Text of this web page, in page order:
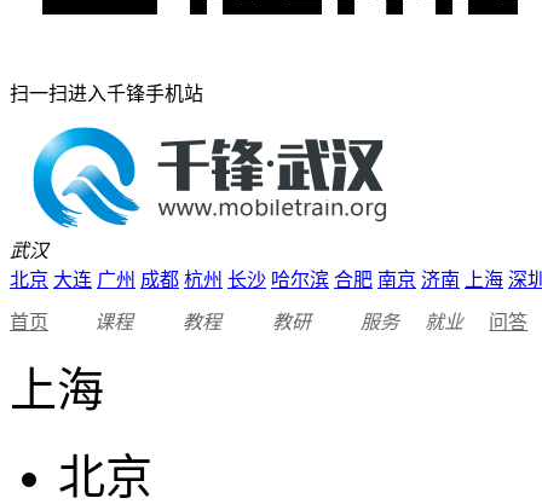
扫一扫进入千锋手机站
武汉
北京 大连 广州 成都 杭州 长沙 哈尔滨 合肥 南京 济南 上海 深
首页 课程 教程 教研 服务 就业 问答
上海
北京